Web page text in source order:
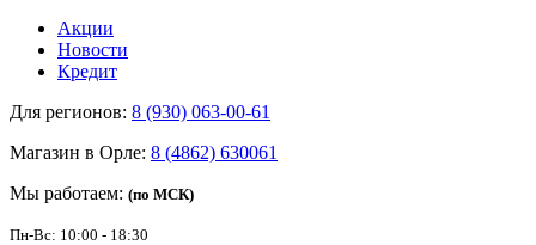
Акции
Новости
Кредит
Для регионов: 8 (930) 063-00-61
Магазин в Орле: 8 (4862) 630061
Мы работаем: (по МСК)
Пн-Вс: 10:00 - 18:30